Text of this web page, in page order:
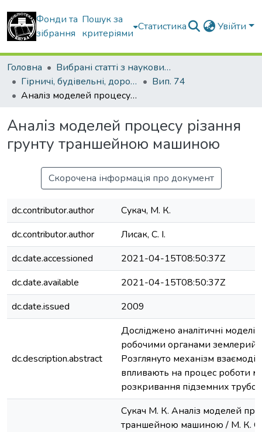
Фонди та
зібрання
Пошук за
критеріями
Статистика Увійти
Головна
Вибрані статті з наукових збірників КНУБА
Гірничі, будівельні, дорожні та меліоративні машини
Вип. 74
Аналіз моделей процесу різання грунту траншейною машиною
Аналіз моделей процесу різання
грунту траншейною машиною
Скорочена інформація про документ
dc.contributor.author
Сукач, М. К.
dc.contributor.author
Лисак, С. І.
dc.date.accessioned
2021-04-15T08:50:37Z
dc.date.available
2021-04-15T08:50:37Z
dc.date.issued
2009
dc.description.abstract
Досліджено аналітичні моделі
робочими органами
Розглянуто механізм
впливають на процес роботи
розкривання підземних
Сукач М. К. Аналіз моделей
траншейною машиною / М. К.